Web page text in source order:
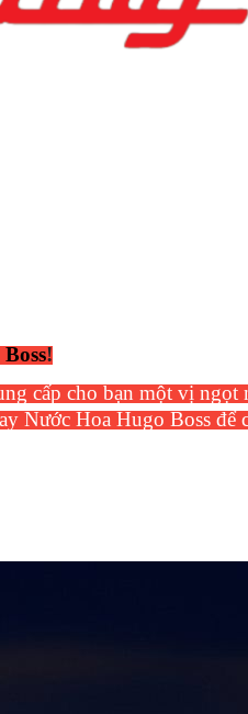
!
cấp cho bạn một vị ngọt
Nước Hoa Hugo Boss để